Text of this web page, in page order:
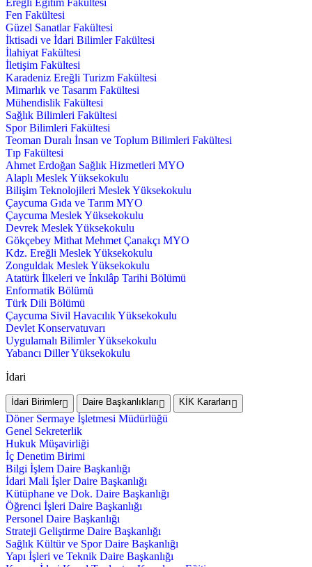
Ereğli Eğitim Fakültesi
Fen Fakültesi
Güzel Sanatlar Fakültesi
İktisadi ve İdari Bilimler Fakültesi
İlahiyat Fakültesi
İletişim Fakültesi
Karadeniz Ereğli Turizm Fakültesi
Mimarlık ve Tasarım Fakültesi
Mühendislik Fakültesi
Sağlık Bilimleri Fakültesi
Spor Bilimleri Fakültesi
Teoman Duralı İnsan ve Toplum Bilimleri Fakültesi
Tıp Fakültesi
Ahmet Erdoğan Sağlık Hizmetleri MYO
Alaplı Meslek Yüksekokulu
Bilişim Teknolojileri Meslek Yüksekokulu
Çaycuma Gıda ve Tarım MYO
Çaycuma Meslek Yüksekokulu
Devrek Meslek Yüksekokulu
Gökçebey Mithat Mehmet Çanakçı MYO
Kdz. Ereğli Meslek Yüksekokulu
Zonguldak Meslek Yüksekokulu
Atatürk İlkeleri ve İnkılâp Tarihi Bölümü
Enformatik Bölümü
Türk Dili Bölümü
Çaycuma Sivil Havacılık Yüksekokulu
Devlet Konservatuvarı
Uygulamalı Bilimler Yüksekokulu
Yabancı Diller Yüksekokulu
İdari
İdari Birimler Daire Başkanlıkları KİK Kararları
Döner Sermaye İşletmesi Müdürlüğü
Genel Sekreterlik
Hukuk Müşavirliği
İç Denetim Birimi
Bilgi İşlem Daire Başkanlığı
İdari Mali İşler Daire Başkanlığı
Kütüphane ve Dok. Daire Başkanlığı
Öğrenci İşleri Daire Başkanlığı
Personel Daire Başkanlığı
Strateji Geliştirme Daire Başkanlığı
Sağlık Kültür ve Spor Daire Başkanlığı
Yapı İşleri ve Teknik Daire Başkanlığı